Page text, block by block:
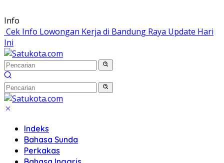
Langsung
ke
konten
Info
Cek Info Lowongan Kerja di Bandung Raya Update Hari
Ini
Indeks
Bahasa Sunda
Perkakas